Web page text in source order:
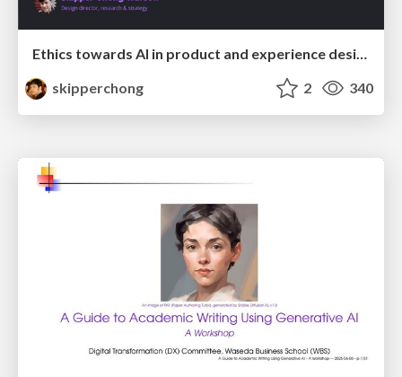
Ethics towards AI in product and experience design
skipperchong
2 340